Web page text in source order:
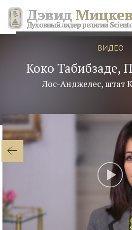
Дэвид
Духовный лидер религии
ВИДЕО
Коко Табибзаде,
Лос-Анджелес, штат